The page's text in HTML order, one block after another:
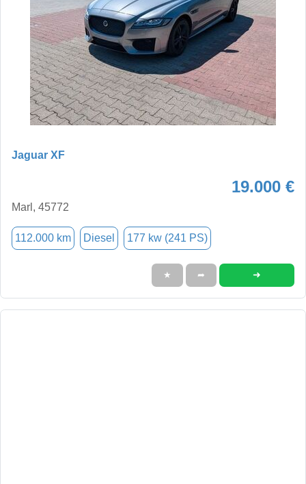
Jaguar XF
19.000 €
Marl, 45772
112.000 km Diesel 177 kw (241 PS)
★ ➦ ➜